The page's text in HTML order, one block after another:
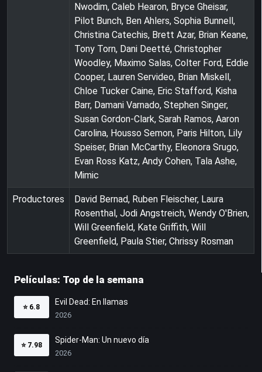
Nwodim, Caleb Hearon, Bryce Gheisar,
Pilot Bunch, Ben Ahlers, Sophia Bunnell,
Christina Catechis, Brett Azar, Brian Keane,
Tony Torn, Dani Deetté, Christopher
Woodley, Maximo Salas, Colter Ford, Eddie
Cooper, Lauren Servideo, Brian Miskell,
Chloe Tucker Caine, Eric Stafford, Kisha
Barr, Damani Varnado, Stephen Singer,
Susan Gordon-Clark, Sarah Ramos, Aaron
Carolina, Housso Semon, Paris Hilton, Lily
Speiser, Brian McCarthy, Eleonora Srugo,
Evan Ross Katz, Andy Cohen, Tala Ashe,
Mimic
Productores
David Bernad, Ruben Fleischer, Laura
Rosenthal, Jodi Angstreich, Wendy O'Brien,
Will Greenfield, Kate Griffith, Will
Greenfield, Paula Stier, Chrissy Rosman
Películas: Top de la semana
⭐ 6.8
Evil Dead: En llamas
2026
⭐ 7.98
Spider-Man: Un nuevo día
2026